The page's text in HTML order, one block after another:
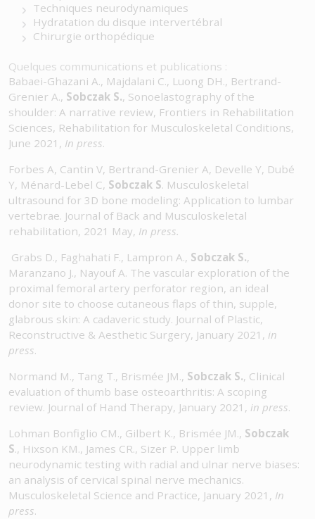
Techniques neurodynamiques
Hydratation du disque intervertébral
Chirurgie orthopédique
Quelques communications et publications :
Babaei-Ghazani A., Majdalani C., Luong DH., Bertrand-
Grenier A., Sobczak S., Sonoelastography of the
shoulder: A narrative review, Frontiers in Rehabilitation
Sciences, Rehabilitation for Musculoskeletal Conditions,
June 2021, In press.
Forbes A, Cantin V, Bertrand-Grenier A, Develle Y, Dubé
Y, Ménard-Lebel C, Sobczak S. Musculoskeletal
ultrasound for 3D bone modeling: Application to lumbar
vertebrae. Journal of Back and Musculoskeletal
rehabilitation, 2021 May, In press.
Grabs D., Faghahati F., Lampron A., Sobczak S.,
Maranzano J., Nayouf A. The vascular exploration of the
proximal femoral artery perforator region, an ideal
donor site to choose cutaneous flaps of thin, supple,
glabrous skin: A cadaveric study. Journal of Plastic,
Reconstructive & Aesthetic Surgery, January 2021, in
press.
Normand M., Tang T., Brismée JM., Sobczak S., Clinical
evaluation of thumb base osteoarthritis: A scoping
review. Journal of Hand Therapy, January 2021, in press.
Lohman Bonfiglio CM., Gilbert K., Brismée JM., Sobczak
S., Hixson KM., James CR., Sizer P. Upper limb
neurodynamic testing with radial and ulnar nerve biases:
an analysis of cervical spinal nerve mechanics.
Musculoskeletal Science and Practice, January 2021, In
press.